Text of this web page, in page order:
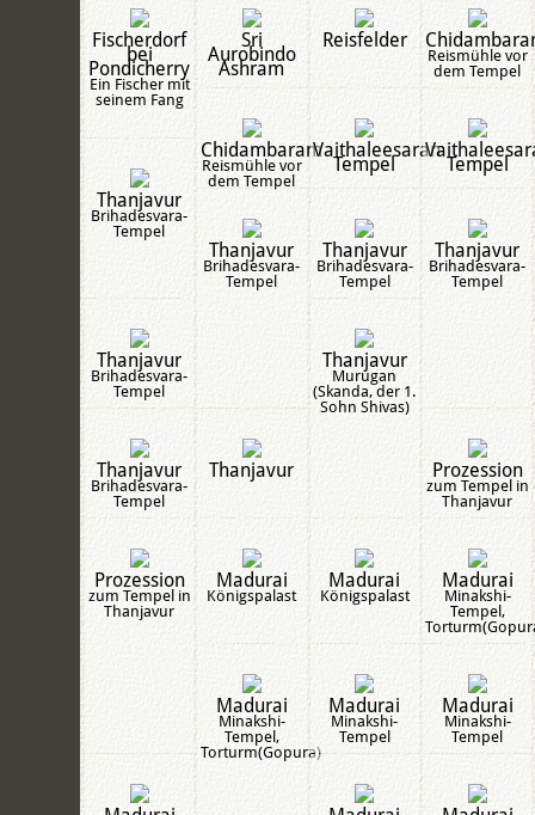
Fischerdorf
bei
Pondicherry
Ein Fischer mit
seinem Fang
Sri
Aurobindo
Ashram
Reisfelder
Reismühle vor
dem Tempel
Chidambaram
Reismühle vor
dem Tempel
Vaithaleesaran
Tempel
Tempel
Thanjavur
Brihadesvara-
Tempel
Thanjavur
Brihadesvara-
Tempel
Thanjavur
Brihadesvara-
Tempel
Thanjavur
Brihadesvara-
Tempel
Thanjavur
Brihadesvara-
Tempel
Thanjavur
Murugan
(Skanda, der 1.
Sohn Shivas)
Thanjavur
Brihadesvara-
Tempel
Thanjavur Prozession
zum Tempel in
Thanjavur
Prozession
zum Tempel in
Thanjavur
Madurai
Königspalast
Madurai
Königspalast
Madurai
Minakshi-
Tempel,
Madurai
Minakshi-
Tempel,
Torturm(Gopura)
Madurai
Minakshi-
Tempel
Madurai
Minakshi-
Tempel